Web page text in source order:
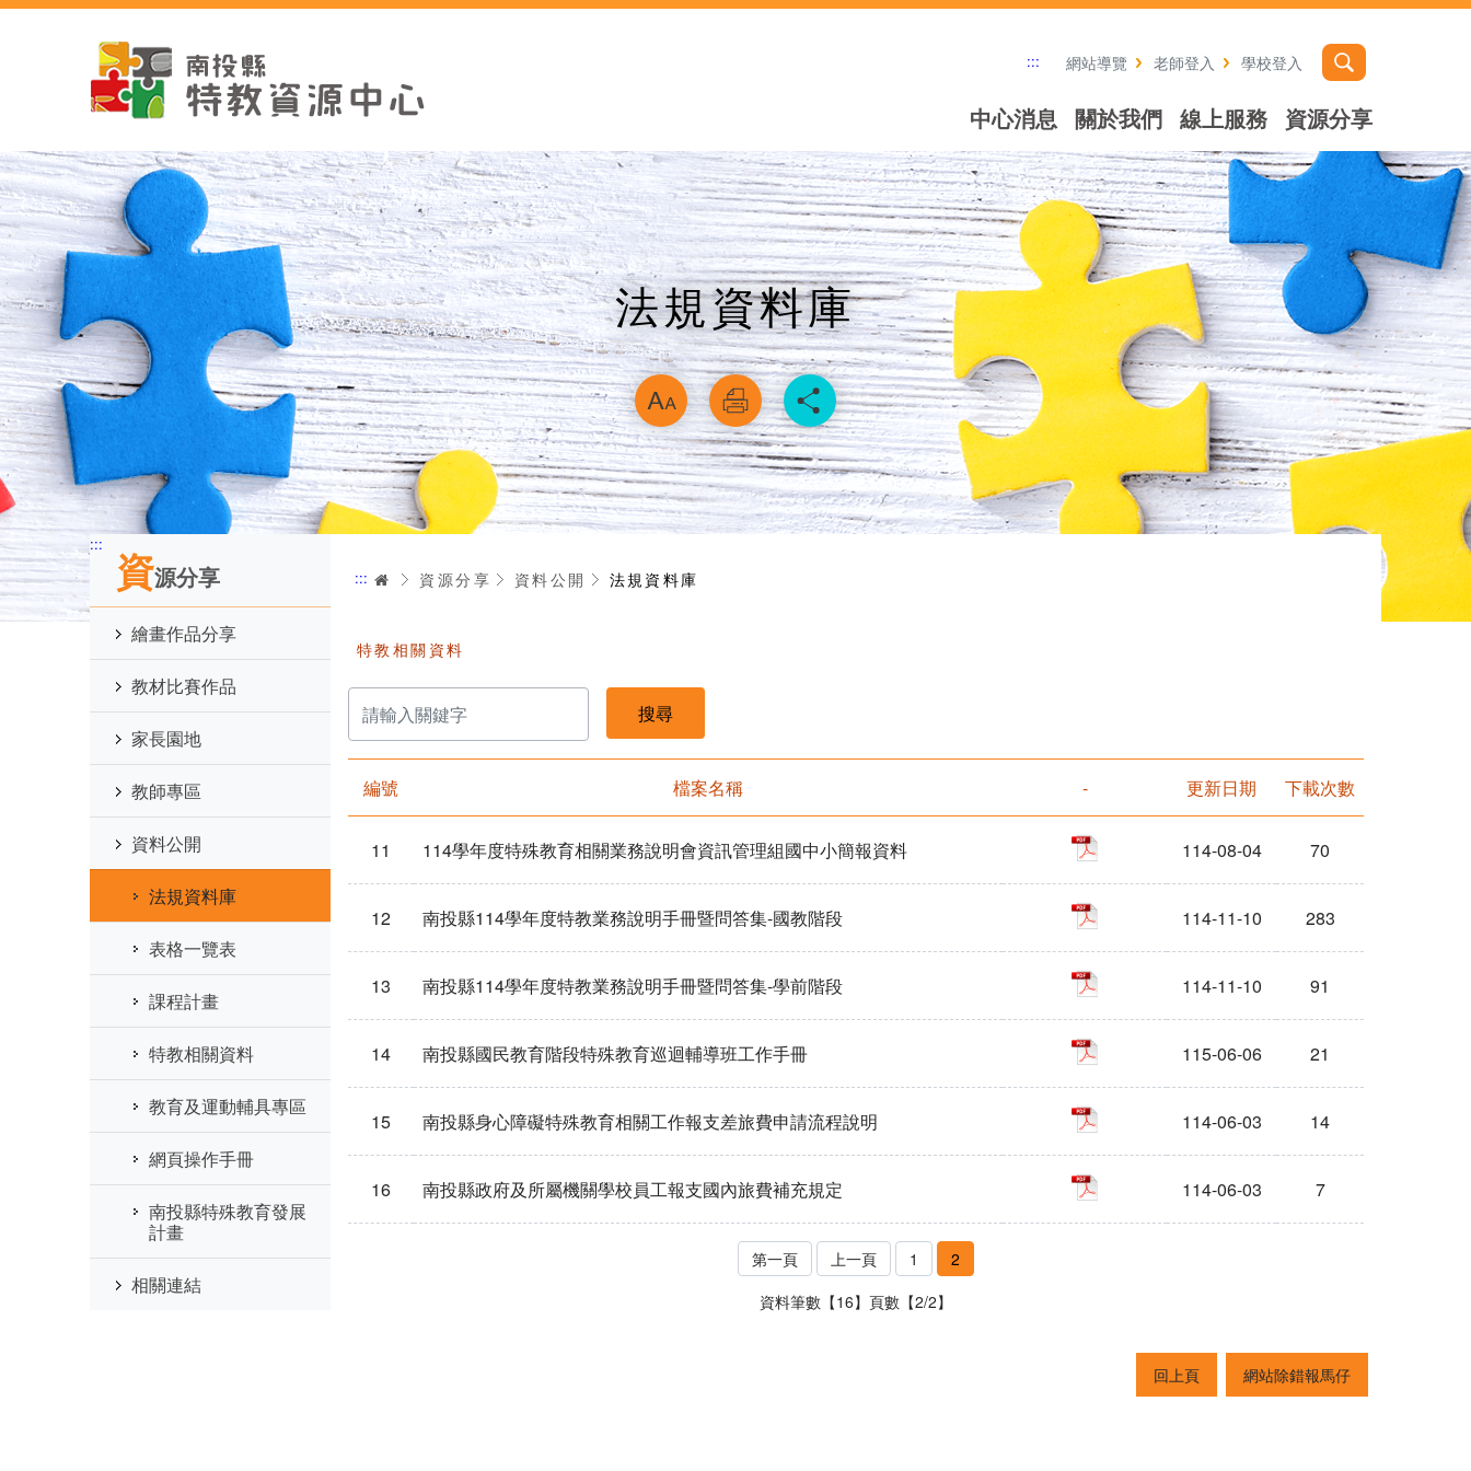
跳
::: 網站導覽 老師登入 學校登入
中心消息 關於我們 線上服務 資源分享
法規資料庫
略過字型切換，社群分享工具列
資源分享
:::
繪畫作品分享
教材比賽作品
家長園地
教師專區
資料公開
法規資料庫
表格一覽表
課程計畫
特教相關資料
教育及運動輔具專區
網頁操作手冊
南投縣特殊教育發展
計畫
相關連結
::: 首頁資源分享 資料公開 法規資料庫
特教相關資料
請
輸
入
關
鍵
字編號 檔案名稱 - 更新日期 下載次數
11 114學年度特殊教育相關業務說明會資訊管理組國中小簡報資料 114-08-04 70
12 南投縣114學年度特教業務說明手冊暨問答集-國教階段 114-11-10 283
13 南投縣114學年度特教業務說明手冊暨問答集-學前階段 114-11-10 91
14 南投縣國民教育階段特殊教育巡迴輔導班工作手冊 115-06-06 21
15 南投縣身心障礙特殊教育相關工作報支差旅費申請流程說明 114-06-03 14
16 南投縣政府及所屬機關學校員工報支國內旅費補充規定 114-06-03 7
第一頁 上一頁 1
2
資料筆數【16】頁數【2/2】
回上頁 網站除錯報馬仔